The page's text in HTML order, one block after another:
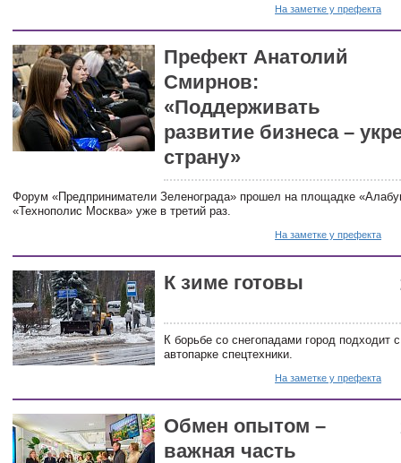
На заметке у префекта
Префект Анатолий
Смирнов:
«Поддерживать
развитие бизнеса –
страну»
Форум «Предприниматели Зеленограда» прошел на площадке
«Технополис Москва» уже в третий раз.
На заметке у префекта
К зиме готовы
К борьбе со снегопадами город подходит
автопарке спецтехники.
На заметке у префекта
Обмен опытом –
важная часть